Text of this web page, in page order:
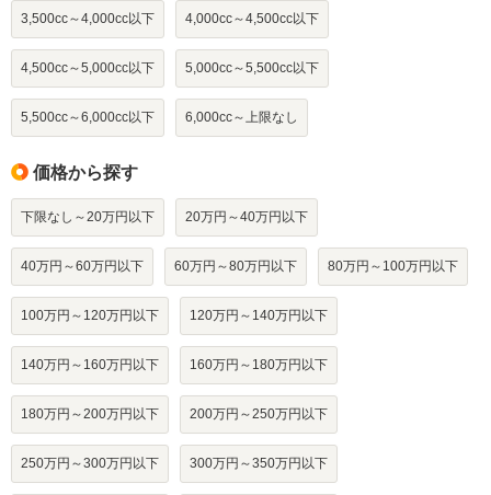
3,500cc～4,000cc以下 4,000cc～4,500cc以下
4,500cc～5,000cc以下 5,000cc～5,500cc以下
5,500cc～6,000cc以下 6,000cc～上限なし
価格から探す
下限なし～20万円以下 20万円～40万円以下
40万円～60万円以下 60万円～80万円以下 80万円～100万円以下
100万円～120万円以下 120万円～140万円以下
140万円～160万円以下 160万円～180万円以下
180万円～200万円以下 200万円～250万円以下
250万円～300万円以下 300万円～350万円以下